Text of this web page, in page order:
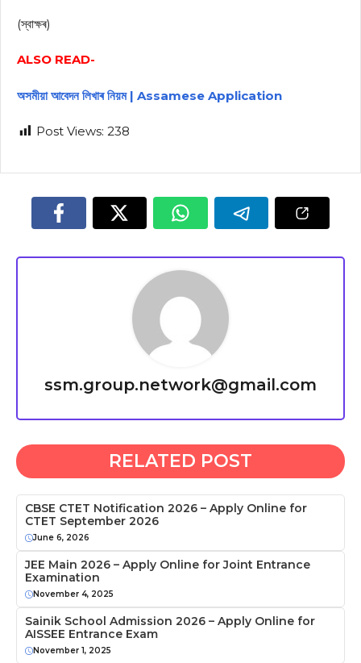
(স্বাক্ষৰ)
ALSO READ-
অসমীয়া আবেদন লিখাৰ নিয়ম | Assamese Application
Post Views: 238
ssm.group.network@gmail.com
RELATED POST
CBSE CTET Notification 2026 – Apply Online for
CTET September 2026
June 6, 2026
JEE Main 2026 – Apply Online for Joint Entrance
Examination
November 4, 2025
Sainik School Admission 2026 – Apply Online for
AISSEE Entrance Exam
November 1, 2025